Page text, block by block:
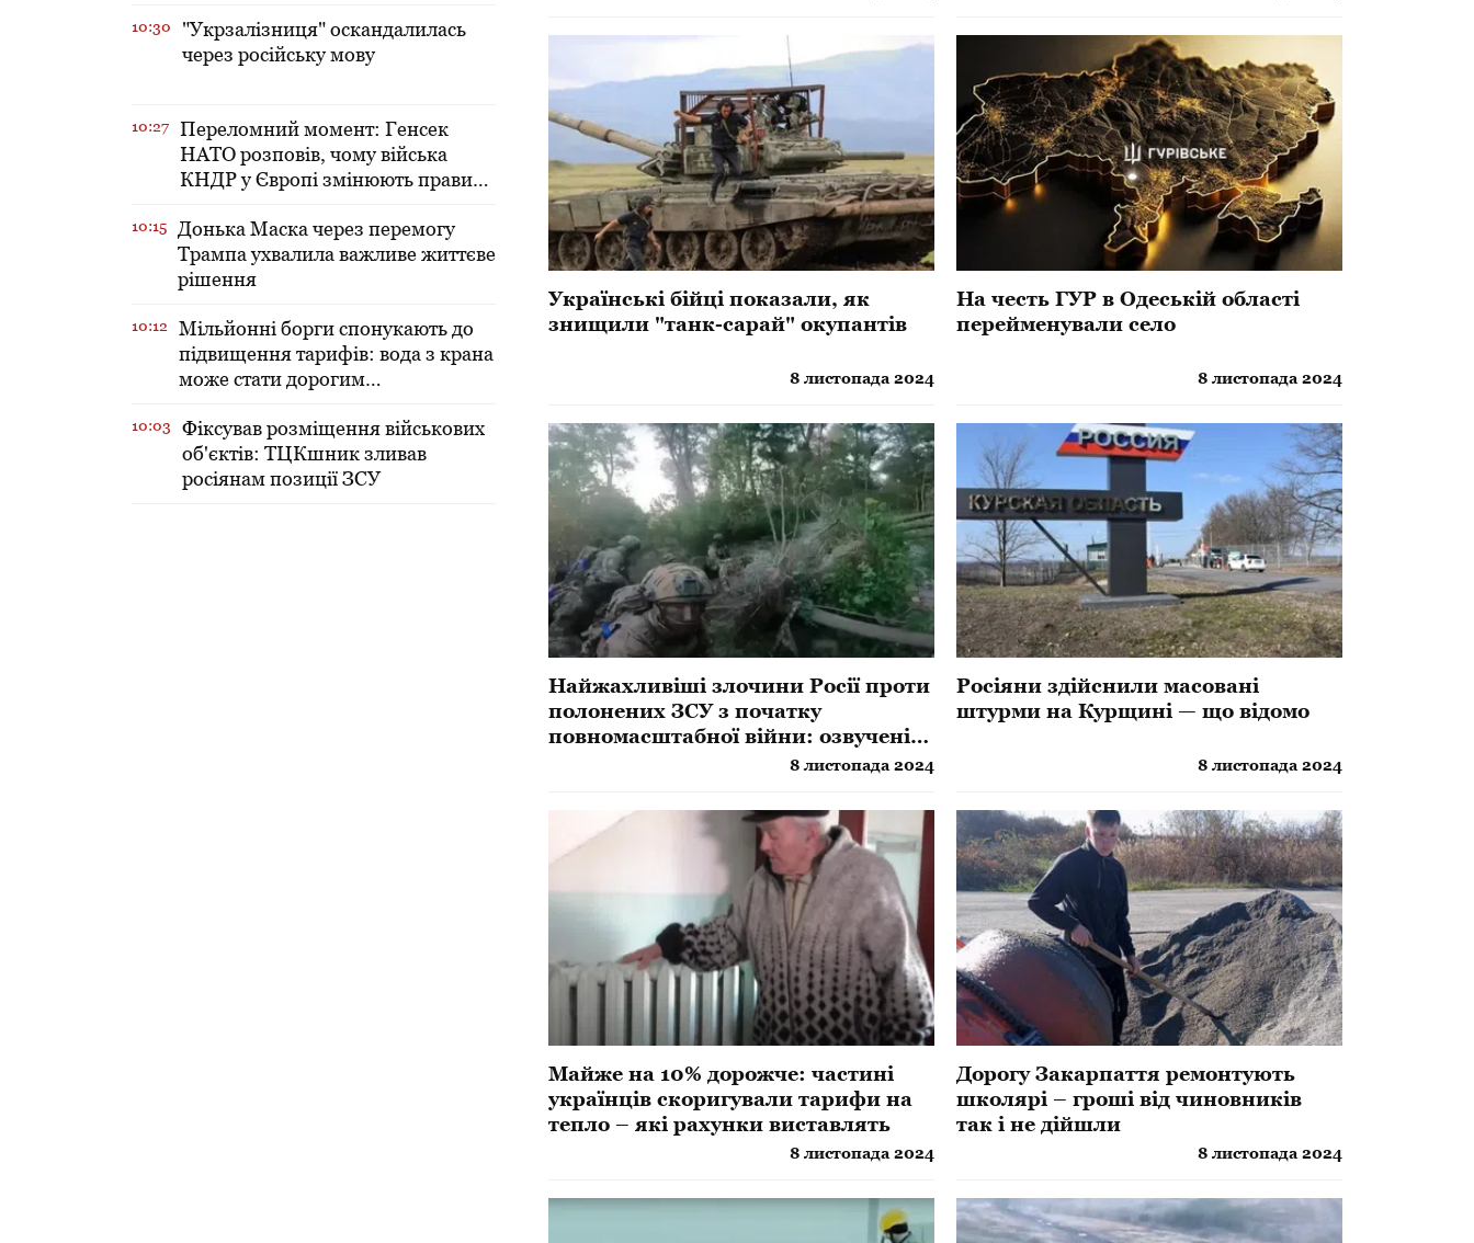
10:30
"Укрзалізниця" оскандалилась
через російську мову
10:27
Переломний момент: Генсек
НАТО розповів, чому війська
КНДР у Європі змінюють правила
10:15
Донька Маска через перемогу
Трампа ухвалила важливе життєве
рішення
10:12
Мільйонні борги спонукають до
підвищення тарифів: вода з крана
може стати дорогим
10:03
Фіксував розміщення військових
об'єктів: ТЦКшник зливав
росіянам позиції ЗСУ
Українські бійці показали, як
знищили "танк-сарай" окупантів
8 листопада 2024
​На честь ГУР в Одеській області
перейменували село
8 листопада 2024
Найжахливіші злочини Росії проти
полонених ЗСУ з початку
повномасштабної війни: озвучені
8 листопада 2024
Росіяни здійснили масовані
штурми на Курщині — що відомо
8 листопада 2024
Майже на 10% дорожче: частині
українців скоригували тарифи на
тепло – які рахунки виставлять
8 листопада 2024
Дорогу Закарпаття ремонтують
школярі – гроші від чиновників
так і не дійшли
8 листопада 2024